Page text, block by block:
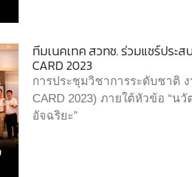
ทีมเนคเทค สวทช. ร่วมแชร์ประส
CARD 2023
การประชุมวิชาการระดับชาติ
CARD 2023) ภายใต้หัวข้อ “น
อัจฉริยะ”